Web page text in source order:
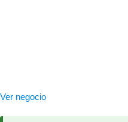
Ver negocio